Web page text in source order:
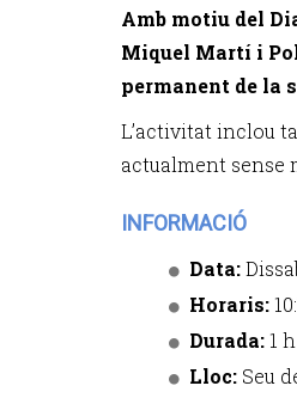
Amb motiu del
Miquel Martí i
permanent de la
L’activitat inclou
actualment sense
INFORMACIÓ
Data:
Horaris:
Durada: 1 h
Lloc: Seu